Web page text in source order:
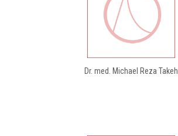
Dr. med. Michael Reza Takeh